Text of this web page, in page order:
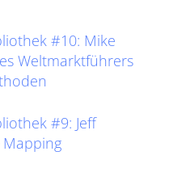
#10: Mike
Weltmarktführers
#9: Jeff